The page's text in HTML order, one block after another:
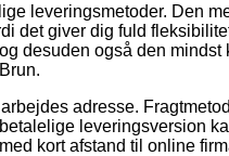
leveringsmetoder. Den
det giver dig fuld
desuden også den mindst
adresse.
leveringsversion
kort afstand til online